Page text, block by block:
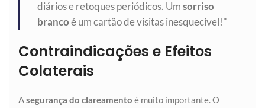
diários e retoques periódicos. Um sorriso
branco é um cartão de visitas inesquecível!"
Contraindicações e Efeitos
Colaterais
Asegurança do clareamento é muito importante. O